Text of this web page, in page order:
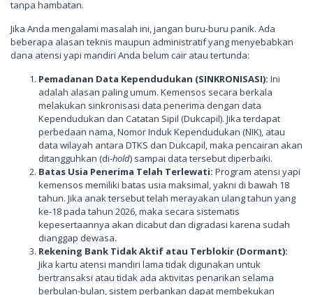
tanpa hambatan.
Jika Anda mengalami masalah ini, jangan buru-buru panik. Ada
beberapa alasan teknis maupun administratif yang menyebabkan
dana atensi yapi mandiri Anda belum cair atau tertunda:
Pemadanan Data Kependudukan (SINKRONISASI): Ini
adalah alasan paling umum. Kemensos secara berkala
melakukan sinkronisasi data penerima dengan data
Kependudukan dan Catatan Sipil (Dukcapil). Jika terdapat
perbedaan nama, Nomor Induk Kependudukan (NIK), atau
data wilayah antara DTKS dan Dukcapil, maka pencairan akan
ditangguhkan (di-hold) sampai data tersebut diperbaiki.
Batas Usia Penerima Telah Terlewati: Program atensi yapi
kemensos memiliki batas usia maksimal, yakni di bawah 18
tahun. Jika anak tersebut telah merayakan ulang tahun yang
ke-18 pada tahun 2026, maka secara sistematis
kepesertaannya akan dicabut dan digradasi karena sudah
dianggap dewasa.
Rekening Bank Tidak Aktif atau Terblokir (Dormant):
Jika kartu atensi mandiri lama tidak digunakan untuk
bertransaksi atau tidak ada aktivitas penarikan selama
berbulan-bulan, sistem perbankan dapat membekukan